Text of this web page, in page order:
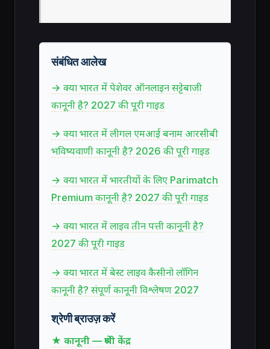
संबंधित आलेख
→ क्या भारत में पेशेवर ऑनलाइन सट्टेबाजी
कानूनी है? 2027 की पूरी गाइड
→ क्या भारत में लीगल एमआई बनाम आरसीबी
भविष्यवाणी कानूनी है? 2026 की पूरी गाइड
→ क्या भारत में भारतीयों के लिए Parimatch
Premium कानूनी है? 2027 की पूरी गाइड
→ क्या भारत में लाइव तीन पत्ती कानूनी है?
2027 की पूरी गाइड
→ क्या भारत में बेस्ट लाइव कैसीनो लॉगिन
कानूनी है? संपूर्ण कानूनी विश्लेषण 2027
श्रेणी ब्राउज़ करें
★ कानूनी — श्रेणी केंद्र